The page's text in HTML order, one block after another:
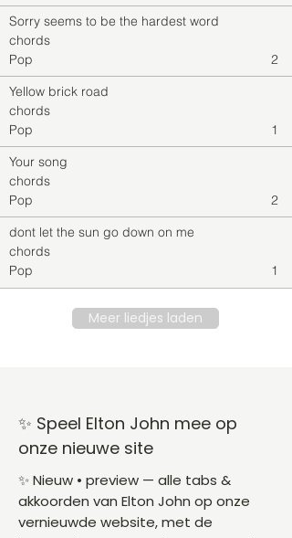
Sorry seems to be the hardest word
chords
Pop
2
Yellow brick road
chords
Pop
1
Your song
chords
Pop
2
dont let the sun go down on me
chords
Pop
1
Meer liedjes laden
✨ Speel Elton John mee op
onze nieuwe site
✨ Nieuw • preview — alle tabs &
akkoorden van Elton John op onze
vernieuwde website, met de